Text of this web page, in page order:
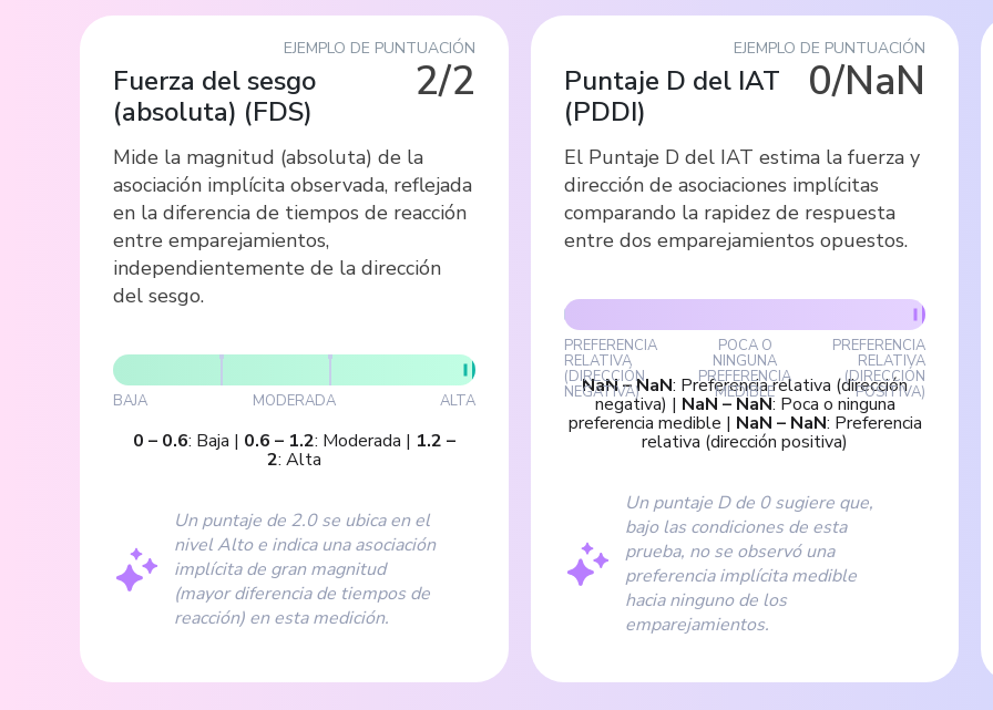
EJEMPLO DE PUNTUACIÓN
2/2
Fuerza del sesgo
(absoluta) (FDS)
Mide la magnitud (absoluta) de la
asociación implícita observada, reflejada
en la diferencia de tiempos de reacción
entre emparejamientos,
independientemente de la dirección
del sesgo.
BAJA MODERADA ALTA
0 – 0.6: Baja | 0.6 – 1.2: Moderada | 1.2 –
2: Alta
Un puntaje de 2.0 se ubica en el
nivel Alto e indica una asociación
implícita de gran magnitud
(mayor diferencia de tiempos de
reacción) en esta medición.
EJEMPLO DE PUNTUACIÓN
0/NaN
Puntaje D del IAT
(PDDI)
El Puntaje D del IAT estima la fuerza y
dirección de asociaciones implícitas
comparando la rapidez de respuesta
entre dos emparejamientos opuestos.
PREFERENCIA
RELATIVA
(DIRECCIÓN
NEGATIVA)
POCA O
NINGUNA
PREFERENCIA
MEDIBLE
PREFERENCIA
RELATIVA
(DIRECCIÓN
POSITIVA)
NaN–NaN: Preferencia relativa (dirección
negativa) | NaN –NaN: Poca o ninguna
preferencia medible | NaN – NaN: Preferencia
relativa (dirección positiva)
Un puntaje D de 0 sugiere que,
bajo las condiciones de esta
prueba, no se observó una
preferencia implícita medible
hacia ninguno de los
emparejamientos.